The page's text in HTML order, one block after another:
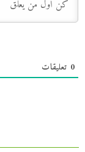
0 تعليقات